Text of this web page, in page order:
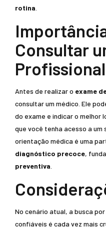
rotina
Consultar
Antes de realizar o exame
consultar um médico. Ele
do exame e indicar o
que você tenha acesso a um
orientação médica é uma
diagnóstico precoce,
preventiva
No cenário atual, a busca
confiáveis é cada vez mais